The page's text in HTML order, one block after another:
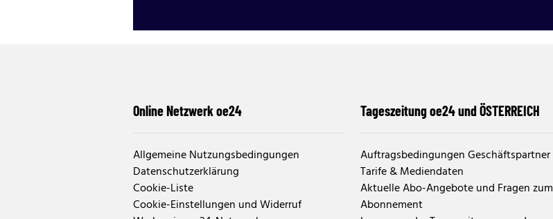
Online Netzwerk oe24
Allgemeine Nutzungsbedingungen
Datenschutzerklärung
Cookie-Liste
Cookie-Einstellungen und Widerruf
Tageszeitung oe24 und ÖSTERREICH
Auftragsbedingungen Geschäftspartner
Tarife & Mediendaten
Aktuelle Abo-Angebote und Fragen zum
Abonnement